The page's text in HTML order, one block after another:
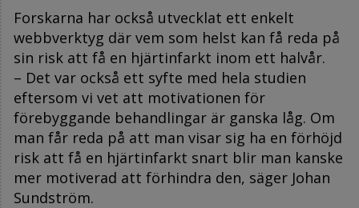
Forskarna har också utvecklat ett enkelt
webbverktyg där vem som helst kan få reda på
sin risk att få en hjärtinfarkt inom ett halvår.
– Det var också ett syfte med hela studien
eftersom vi vet att motivationen för
förebyggande behandlingar är ganska låg. Om
man får reda på att man visar sig ha en förhöjd
risk att få en hjärtinfarkt snart blir man kanske
mer motiverad att förhindra den, säger Johan
Sundström.